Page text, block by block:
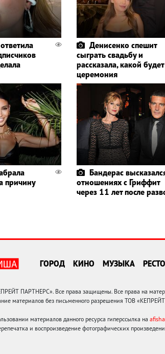
Денисенко спешит
сыграть свадьбу и
рассказала, какой будет
церемония
причину
Бандерас
отношениях с Гриффит
через 11 лет после
ГОРОД КИНО МУЗЫКА
ПАРТНЕРС». Все права защищены. Все права на
материалов без письменного разрешения ТОВ
материалов данного ресурса гиперссылка на
и воспроизведение фотографических